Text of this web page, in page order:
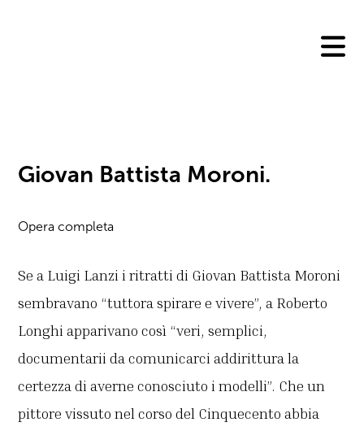
Giovan Battista Moroni.
Opera completa
Se a Luigi Lanzi i ritratti di Giovan Battista Moroni
sembravano “tuttora spirare e vivere”, a Roberto
Longhi apparivano così “veri, semplici,
documentarii da comunicarci addirittura la
certezza di averne conosciuto i modelli”. Che un
pittore vissuto nel corso del Cinquecento abbia